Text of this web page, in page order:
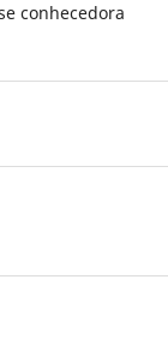
conhecedora